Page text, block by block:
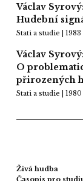
Václav Syrový:
Hudební
Stati a studie | 1983
Václav Syrový:
O
přirozených
Stati a studie | 1980
Živá hudba
Časopis pro